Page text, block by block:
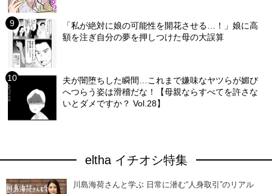
「私が絶対に娘の可能性を開花させる…！」娘に高
額を注ぎ自分の夢を押しつけた母の大誤算
夫が闇堕ちした瞬間…これまで嫌味なヤツらが媚び
へつらう姿は滑稽だな！【母親ならすべてを許さな
いとダメですか？ Vol.28】
eltha イチオシ特集
川島海荷さんと学ぶ 日常に潜む“人身取引”のリアル